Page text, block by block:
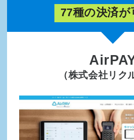
77種の決済が
（株式会社リク